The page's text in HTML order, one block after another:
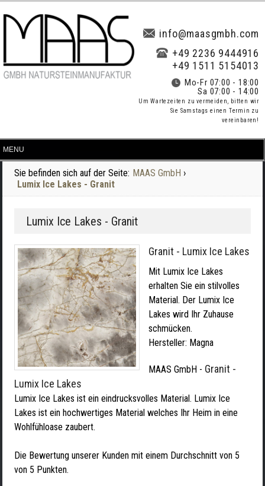
info@maasgmbh.com
+49 2236 9444916
+49 1511 5154013
Mo-Fr 07:00 - 18:00
Sa 07:00 - 14:00
Um Wartezeiten zu vermeiden, bitten wir
Sie Samstags einen Termin zu
vereinbaren!
Sie befinden sich auf der Seite: MAAS GmbH ›
Lumix Ice Lakes - Granit
Lumix Ice Lakes - Granit
Granit - Lumix Ice Lakes
Mit Lumix Ice Lakes
erhalten Sie ein stilvolles
Material. Der Lumix Ice
Lakes wird Ihr Zuhause
schmücken.
Hersteller: Magna
MAAS GmbH - Granit -
Lumix Ice Lakes
Lumix Ice Lakes ist ein eindrucksvolles Material. Lumix Ice
Lakes ist ein hochwertiges Material welches Ihr Heim in eine
Wohlfühloase zaubert.
Die Bewertung unserer Kunden mit einem Durchschnitt von 5
von 5 Punkten.